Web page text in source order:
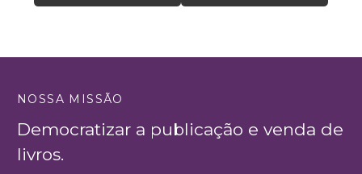
NOSSA MISSÃO
Democratizar a publicação e venda de
livros.